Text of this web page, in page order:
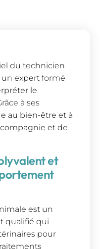
du technicien
un expert formé
le
à ses
au bien-être et à
et de
et
est un
qualifié qui
pour